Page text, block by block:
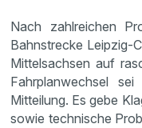
Nach zahlreichen
Bahnstrecke Leipzig-
Mittelsachsen auf
Fahrplanwechsel
Mitteilung. Es gebe
sowie technische